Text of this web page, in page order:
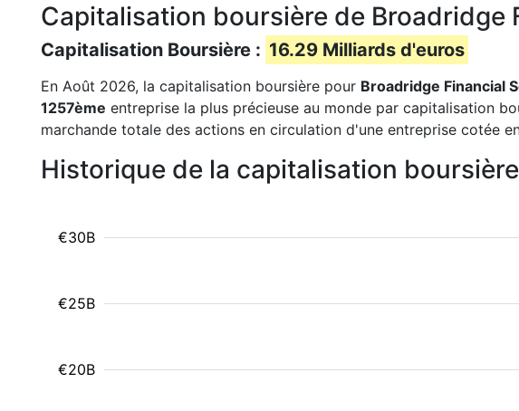
Capitalisation boursière de Broadridge
Capitalisation Boursière : 16.29 Milliards d'euros
En Août 2026, la capitalisation boursière pour Broadridge Financial
1257ème entreprise la plus précieuse au monde par capitalisation
marchande totale des actions en circulation d'une entreprise cotée
Historique de la capitalisation
€20B
€25B
€30B